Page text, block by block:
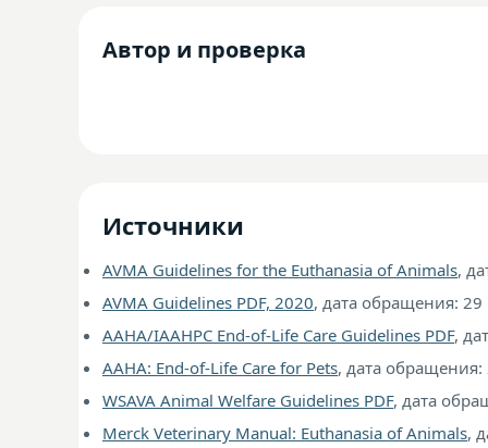
Автор и проверка
Источники
AVMA Guidelines for the Euthanasia of Animals,
AVMA Guidelines PDF, 2020, дата обращения:
AAHA/IAAHPC End-of-Life Care Guidelines PDF,
AAHA: End-of-Life Care for Pets, дата
WSAVA Animal Welfare Guidelines PDF, дата
Merck Veterinary Manual: Euthanasia of Animals,